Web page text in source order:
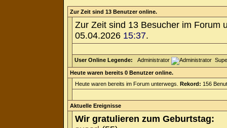
Zur Zeit sind 13 Benutzer online.
Zur Zeit sind 13 Besucher im Forum
05.04.2026 15:37.
User Online Legende: Administrator
Heute waren bereits 0 Benutzer online.
Heute waren bereits im Forum unterwegs. Rekord: 156
Aktuelle Ereignisse
Wir gratulieren zum Geburtstag: